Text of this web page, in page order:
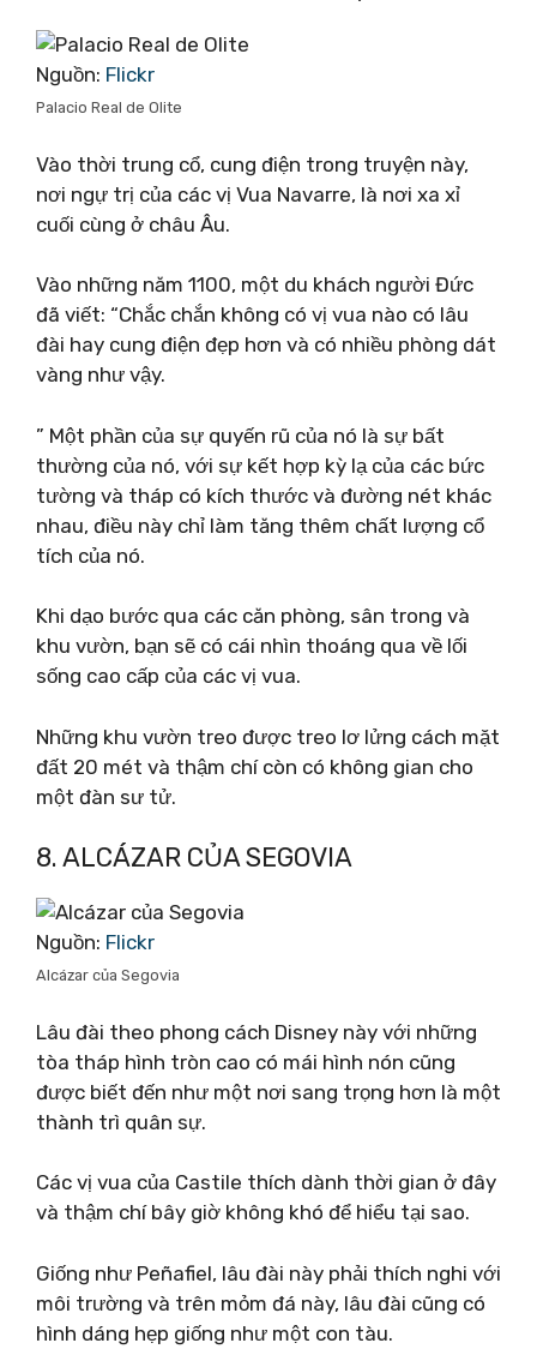
Nguồn: Flickr
Palacio Real de Olite
Vào thời trung cổ, cung điện trong truyện này,
nơi ngự trị của các vị Vua Navarre, là nơi xa xỉ
cuối cùng ở châu Âu.
Vào những năm 1100, một du khách người Đức
đã viết: “Chắc chắn không có vị vua nào có lâu
đài hay cung điện đẹp hơn và có nhiều phòng dát
vàng như vậy.
” Một phần của sự quyến rũ của nó là sự bất
thường của nó, với sự kết hợp kỳ lạ của các bức
tường và tháp có kích thước và đường nét khác
nhau, điều này chỉ làm tăng thêm chất lượng cổ
tích của nó.
Khi dạo bước qua các căn phòng, sân trong và
khu vườn, bạn sẽ có cái nhìn thoáng qua về lối
sống cao cấp của các vị vua.
Những khu vườn treo được treo lơ lửng cách mặt
đất 20 mét và thậm chí còn có không gian cho
một đàn sư tử.
8. ALCÁZAR CỦA SEGOVIA
Nguồn: Flickr
Alcázar của Segovia
Lâu đài theo phong cách Disney này với những
tòa tháp hình tròn cao có mái hình nón cũng
được biết đến như một nơi sang trọng hơn là một
thành trì quân sự.
Các vị vua của Castile thích dành thời gian ở đây
và thậm chí bây giờ không khó để hiểu tại sao.
Giống như Peñafiel, lâu đài này phải thích nghi với
môi trường và trên mỏm đá này, lâu đài cũng có
hình dáng hẹp giống như một con tàu.